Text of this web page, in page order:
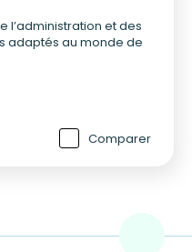
l’administration et des
adaptés au monde de
Comparer